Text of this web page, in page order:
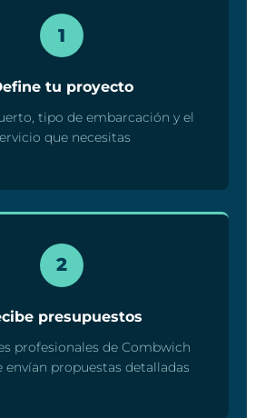
1
tu proyecto
tipo de embarcación y el
que necesitas
2
presupuestos
profesionales de Combwich
envían propuestas detalladas